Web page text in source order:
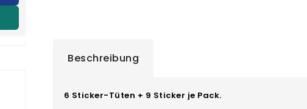
Beschreibung
6 Sticker-Tüten + 9 Sticker je Pack.